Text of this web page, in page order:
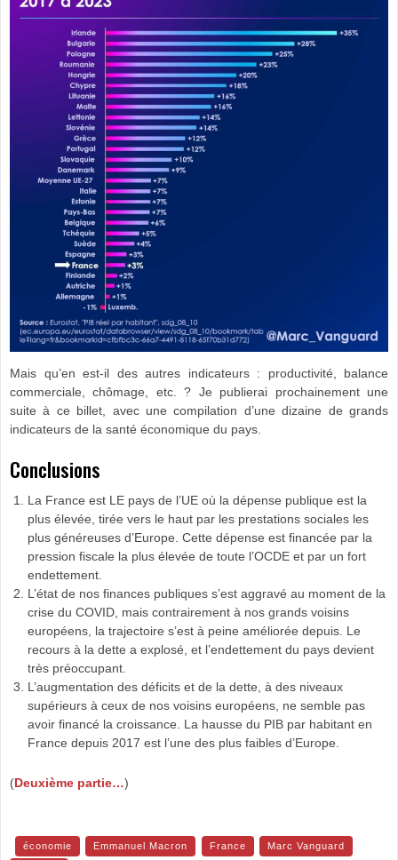
Mais qu’en est-il des autres indicateurs : productivité, balance
commerciale, chômage, etc. ? Je publierai prochainement une
suite à ce billet, avec une compilation d’une dizaine de grands
indicateurs de la santé économique du pays.
Conclusions
La France est LE pays de l’UE où la dépense publique est la
plus élevée, tirée vers le haut par les prestations sociales les
plus généreuses d’Europe. Cette dépense est financée par la
pression fiscale la plus élevée de toute l’OCDE et par un fort
endettement.
L’état de nos finances publiques s’est aggravé au moment de la
crise du COVID, mais contrairement à nos grands voisins
européens, la trajectoire s’est à peine améliorée depuis. Le
recours à la dette a explosé, et l’endettement du pays devient
très préoccupant.
L’augmentation des déficits et de la dette, à des niveaux
supérieurs à ceux de nos voisins européens, ne semble pas
avoir financé la croissance. La hausse du PIB par habitant en
France depuis 2017 est l’une des plus faibles d’Europe.
( Deuxième partie…)
économie Emmanuel Macron France Marc Vanguard